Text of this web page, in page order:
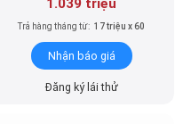
1.039 triệu
Trả hàng tháng từ: 17 triệu x 60
Nhận báo giá
Đăng ký lái thử